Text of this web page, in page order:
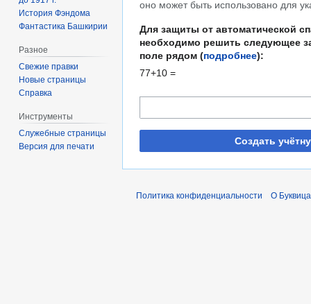
оно может быть использовано для
Для защиты от автоматической
необходимо решить следующее
поле рядом (подробнее):
77+10 =
Создать
История Фэндома
Фантастика Башкирии
Разное
Свежие правки
Новые страницы
Справка
Инструменты
Служебные страницы
Версия для печати
Политика конфиденциальности О Буквица